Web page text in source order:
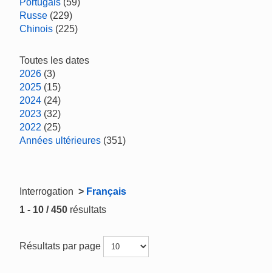
Portugais (59)
Russe (229)
Chinois (225)
Toutes les dates
2026 (3)
2025 (15)
2024 (24)
2023 (32)
2022 (25)
Années ultérieures (351)
Interrogation > Français
1 - 10 / 450 résultats
Résultats par page